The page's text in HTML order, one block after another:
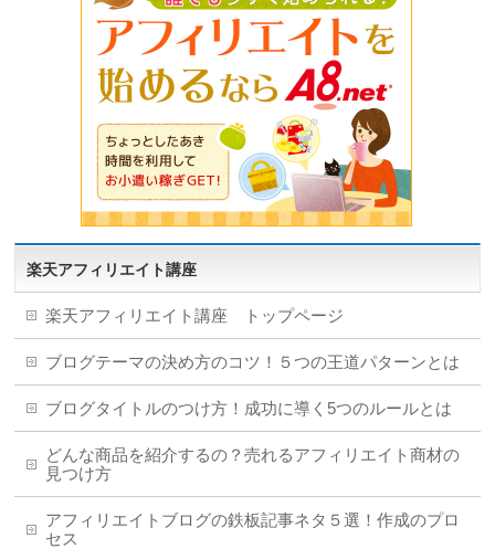
楽天アフィリエイト講座
楽天アフィリエイト講座 トップページ
ブログテーマの決め方のコツ！５つの王道パターンとは
ブログタイトルのつけ方！成功に導く5つのルールとは
どんな商品を紹介するの？売れるアフィリエイト商材の
見つけ方
アフィリエイトブログの鉄板記事ネタ５選！作成のプロ
セス